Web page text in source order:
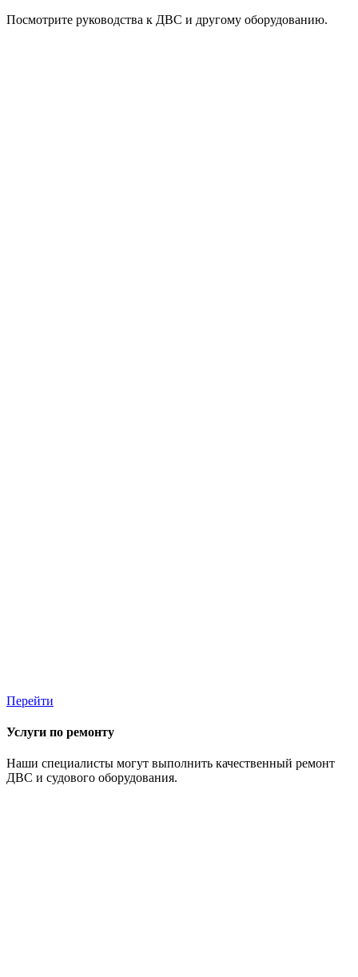
Посмотрите руководства к ДВС и другому оборудованию.
Перейти
Услуги по ремонту
Наши специалисты могут выполнить качественный ремонт
ДВС и судового оборудования.